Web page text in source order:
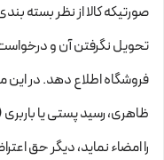
صورتیکه کالا از نظر بسته
تحویل نگرفتن آن و
فروشگاه اطلاع دهد. در
ظاهری، رسید پستی یا
را امضاء نماید، دیگر حق